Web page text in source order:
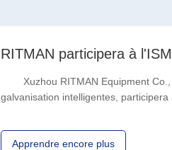
RITMAN participera à
Xuzhou RITMAN Equipment Co.,
galvanisation intelligentes,
Apprendre encore plus